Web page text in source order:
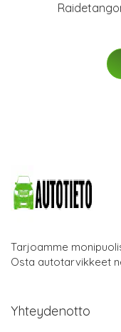
Tarjoamme
Osta autotarvikkeet
Yhteydenotto